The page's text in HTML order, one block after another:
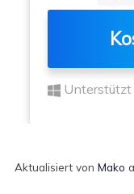
Aktualisiert von Mako